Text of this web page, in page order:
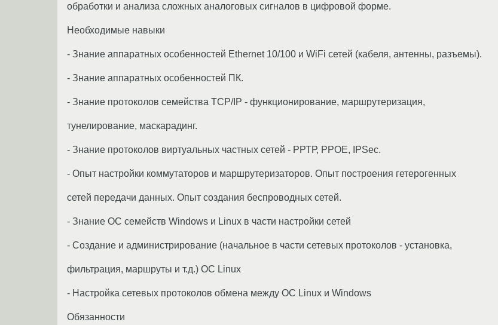
обработки и анализа сложных аналоговых сигналов в цифровой форме.
Необходимые навыки
- Знание аппаратных особенностей Ethernet 10/100 и WiFi сетей (кабеля, антенны, разъемы).
- Знание аппаратных особенностей ПК.
- Знание протоколов семейства TCP/IP - функционирование, маршрутеризация,
тунелирование, маскарадинг.
- Знание протоколов виртуальных частных сетей - РРТР, РРОЕ, IPSec.
- Опыт настройки коммутаторов и маршрутеризаторов. Опыт построения гетерогенных
сетей передачи данных. Опыт создания беспроводных сетей.
- Знание ОС семейств Windows и Linux в части настройки сетей
- Создание и администрирование (начальное в части сетевых протоколов - установка,
фильтрация, маршруты и т.д.) ОС Linux
- Настройка сетевых протоколов обмена между ОС Linux и Windows
Обязанности